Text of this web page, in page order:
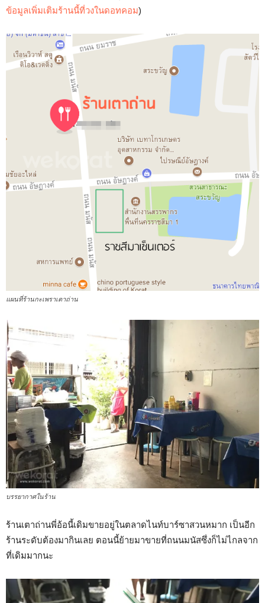
ข้อมูลเพิ่มเติมร้านนี้ที่วงในดอทคอม)
แผนที่ร้านกะเพราเตาถ่าน
บรรยากาศในร้าน
ร้านเตาถ่านพี่อ้อนี้เดิมขายอยู่ในตลาดไนท์บาร์ซาสวนหมาก เป็นอีก
ร้านระดับต้องมากินเลย ตอนนี้ย้ายมาขายที่ถนนมนัสซึ่งก็ไม่ไกลจาก
ที่เดิมมากนะ